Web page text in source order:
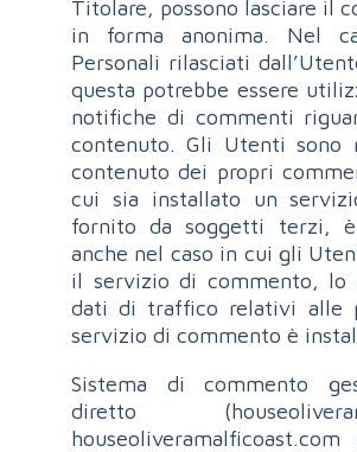
Titolare, possono lasciare il
in forma anonima. Nel
Personali rilasciati
questa potrebbe essere
notifiche di commenti
contenuto. Gli Utenti sono
contenuto dei propri
cui sia installato un
fornito da soggetti terzi, è
anche nel caso in cui gli
il servizio di commento, lo
dati di traffico relativi alle
servizio di commento è
Sistema di commento
diretto